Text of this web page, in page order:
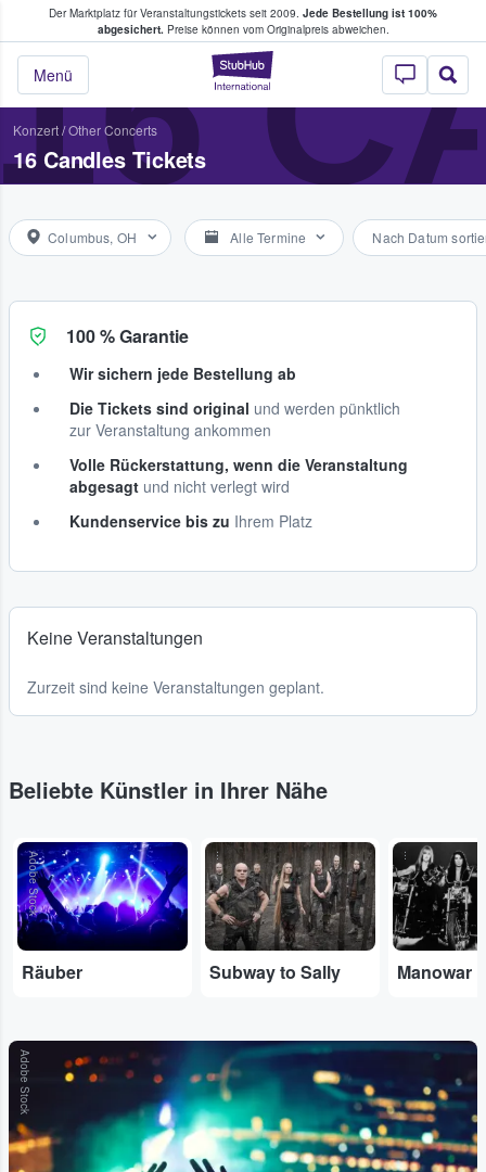
Der Marktplatz für Veranstaltungstickets seit 2009. Jede Bestellung ist 100%
abgesichert.Preise können vom Originalpreis abweichen.
StubHub - Wo
Menü
Tickets kaufen & verkaufen
Konzert/Other Concerts
16 Candles Tickets
Columbus, OH Alle Termine Nach Datum
100 % Garantie
Wir sichern jede Bestellung ab
Die Tickets sind original und werden pünktlich
zur Veranstaltung ankommen
Volle Rückerstattung, wenn die Veranstaltung
abgesagt und nicht verlegt wird
Kundenservice bis zu Ihrem Platz
Keine Veranstaltungen
Zurzeit sind keine Veranstaltungen geplant.
Beliebte Künstler in Ihrer Nähe
Adobe Stock
Räuber
...
Subway to Sally
...
Manowar
Adobe Stock